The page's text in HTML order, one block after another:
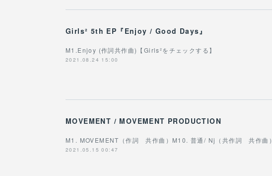
Girls² 5th EP『Enjoy / Good Days』
M1.Enjoy (作詞共作曲)【Girls²をチェックする】
2021.08.24 15:00
MOVEMENT / MOVEMENT PRODUCTION
M1. MOVEMENT（作詞 共作曲）M10. 普通/ Nj（共作詞 共作曲）
2021.05.15 00:47